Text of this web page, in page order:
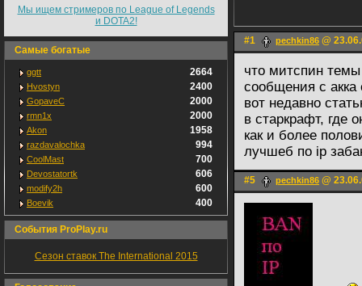
Мы ищем стримеров по League of Legends
и DOTA2!
Самые богатые
ggtt 2664
Hvostyn 2400
GopaveC 2000
rmn1x 2000
Akon 1958
razdavalochka 994
CoolMast 700
Devostatortk 606
modify2h 600
Boevik 400
События ProPlay.ru
Сезон ставок The International 2015
#1 pechkin86 @
что митспин
сообщения с акка
вот недавно
в старкрафт, где
как и более
лучшеб по ip
#5 pechkin86 @